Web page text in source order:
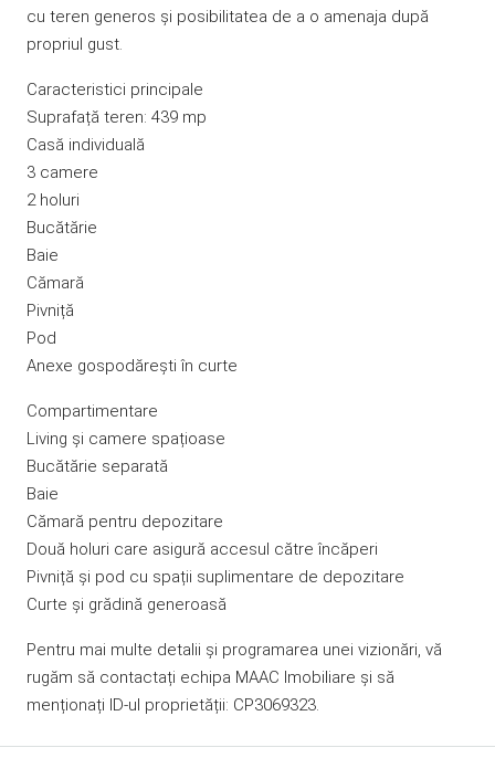
cu teren generos și posibilitatea de a o amenaja după
propriul gust.
Caracteristici principale
Suprafață teren: 439 mp
Casă individuală
3 camere
2 holuri
Bucătărie
Baie
Cămară
Pivniță
Pod
Anexe gospodărești în curte
Compartimentare
Living și camere spațioase
Bucătărie separată
Baie
Cămară pentru depozitare
Două holuri care asigură accesul către încăperi
Pivniță și pod cu spații suplimentare de depozitare
Curte și grădină generoasă
Pentru mai multe detalii și programarea unei vizionări, vă
rugăm să contactați echipa MAAC Imobiliare și să
menționați ID-ul proprietății: CP3069323.